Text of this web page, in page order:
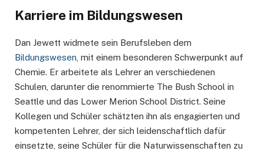
Karriere im Bildungswesen
Dan Jewett widmete sein Berufsleben dem
Bildungswesen , mit einem besonderen Schwerpunkt auf
Chemie. Er arbeitete als Lehrer an verschiedenen
Schulen, darunter die renommierte The Bush School in
Seattle und das Lower Merion School District. Seine
Kollegen und Schüler schätzten ihn als engagierten und
kompetenten Lehrer, der sich leidenschaftlich dafür
einsetzte, seine Schüler für die Naturwissenschaften zu